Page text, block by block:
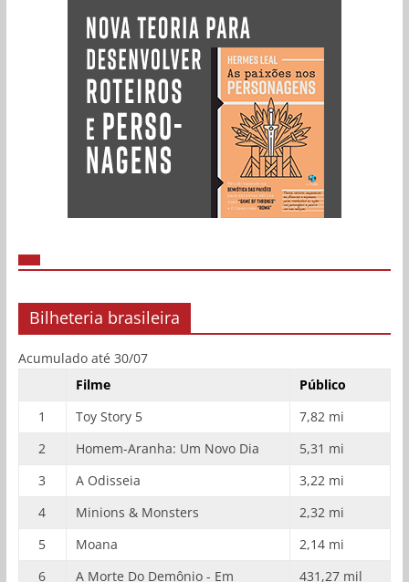
Bilheteria brasileira
Acumulado até 30/07
Filme
Público
1
Toy Story 5
7,82 mi
2
Homem-Aranha: Um Novo Dia
5,31 mi
3
A Odisseia
3,22 mi
4
Minions & Monsters
2,32 mi
5
Moana
2,14 mi
6
A Morte Do Demônio - Em
431,27 mil